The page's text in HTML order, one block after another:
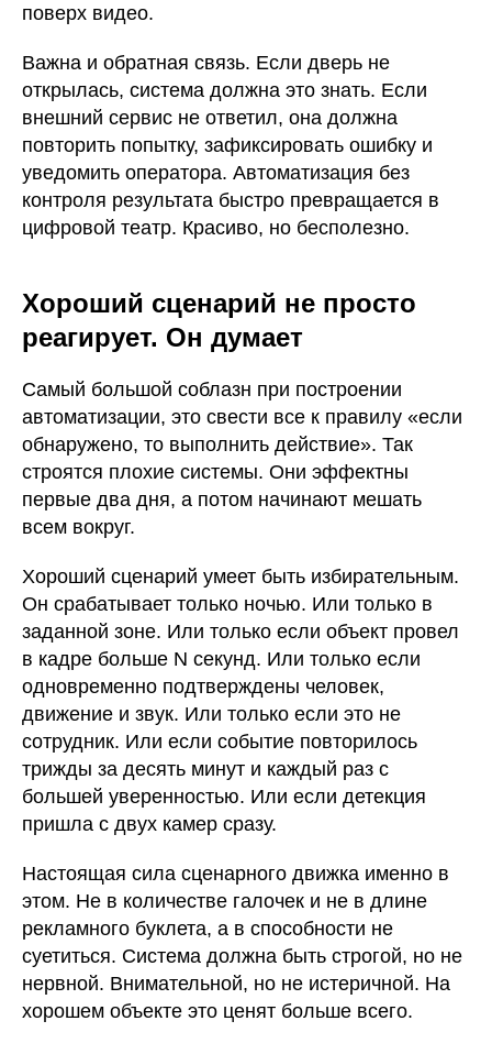
поверх видео.
Важна и обратная связь. Если дверь не
открылась, система должна это знать. Если
внешний сервис не ответил, она должна
повторить попытку, зафиксировать ошибку и
уведомить оператора. Автоматизация без
контроля результата быстро превращается в
цифровой театр. Красиво, но бесполезно.
Хороший сценарий не просто
реагирует. Он думает
Самый большой соблазн при построении
автоматизации, это свести все к правилу «если
обнаружено, то выполнить действие». Так
строятся плохие системы. Они эффектны
первые два дня, а потом начинают мешать
всем вокруг.
Хороший сценарий умеет быть избирательным.
Он срабатывает только ночью. Или только в
заданной зоне. Или только если объект провел
в кадре больше N секунд. Или только если
одновременно подтверждены человек,
движение и звук. Или только если это не
сотрудник. Или если событие повторилось
трижды за десять минут и каждый раз с
большей уверенностью. Или если детекция
пришла с двух камер сразу.
Настоящая сила сценарного движка именно в
этом. Не в количестве галочек и не в длине
рекламного буклета, а в способности не
суетиться. Система должна быть строгой, но не
нервной. Внимательной, но не истеричной. На
хорошем объекте это ценят больше всего.